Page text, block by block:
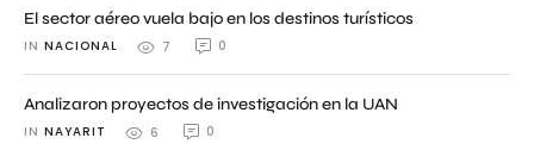
El sector aéreo vuela bajo en los destinos turísticos
IN NACIONAL 7 0
Analizaron proyectos de investigación en la UAN
IN NAYARIT 6 0